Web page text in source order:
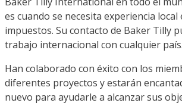
es cuando se necesita experiencia
impuestos. Su contacto de Baker Tilly
trabajo internacional con cualquier país.
Han colaborado con éxito con los
diferentes proyectos y estarán
nuevo para ayudarle a alcanzar sus